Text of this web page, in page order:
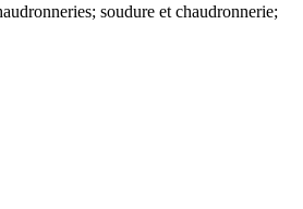
soudure et chaudronnerie;